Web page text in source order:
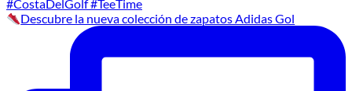
Descubre la nueva colección de zapatos Adidas Gol